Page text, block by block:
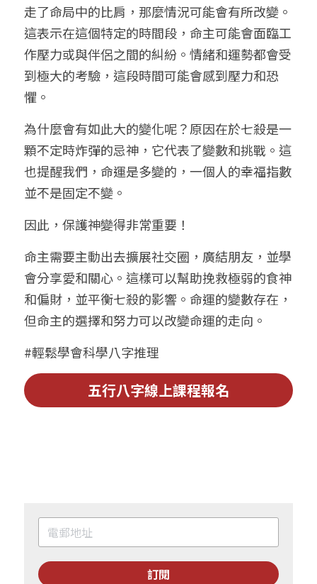
走了命局中的比肩，那麼情況可能會有所改變。
這表示在這個特定的時間段，命主可能會面臨工
作壓力或與伴侶之間的糾紛。情緒和運勢都會受
到極大的考驗，這段時間可能會感到壓力和恐
懼。
為什麼會有如此大的變化呢？原因在於七殺是一
顆不定時炸彈的忌神，它代表了變數和挑戰。這
也提醒我們，命運是多變的，一個人的幸福指數
並不是固定不變。
因此，保護神變得非常重要！
命主需要主動出去擴展社交圈，廣結朋友，並學
會分享愛和關心。這樣可以幫助挽救極弱的食神
和偏財，並平衡七殺的影響。命運的變數存在，
但命主的選擇和努力可以改變命運的走向。
#輕鬆學會科學八字推理
五行八字線上課程報名
訂閱